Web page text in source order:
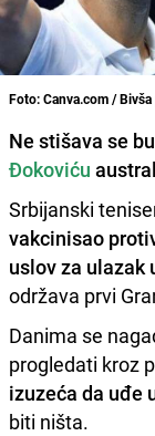
Foto: Canva.com /
Ne stišava se
Đokoviću
Srbijanski
vakcinisao
uslov za ulazak
održava prvi
Danima se
progledati kroz
izuzeća da uđe
biti ništa.